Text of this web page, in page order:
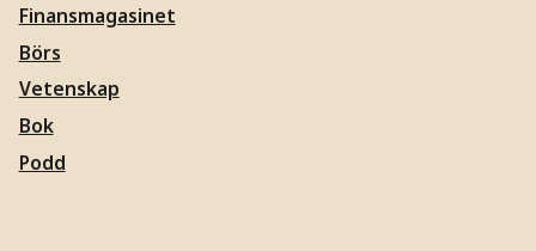
Finansmagasinet
Börs
Vetenskap
Bok
Podd